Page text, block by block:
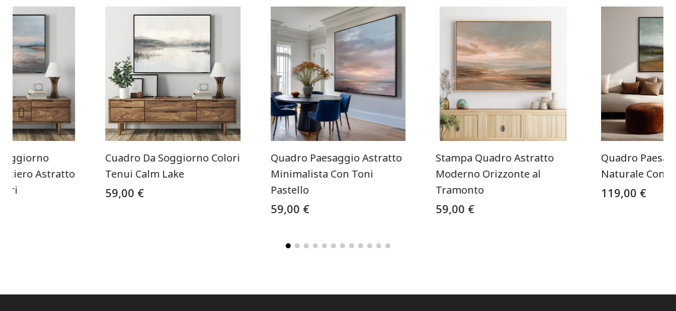
Astratto
Cuadro Da Soggiorno Colori
Tenui Calm Lake
59,00 €
Quadro Paesaggio Astratto
Minimalista Con Toni
Pastello
59,00 €
Stampa Quadro Astratto
Moderno Orizzonte al
Tramonto
59,00 €
Quadro
Naturale Con
119,00 €